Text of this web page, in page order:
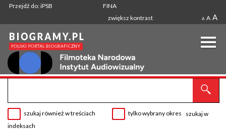
Przejdź do: iPSB
FINA
zwiększ kontrast
A A A
szukaj również w treściach tylko wybrany okres
szukaj w
indeksach